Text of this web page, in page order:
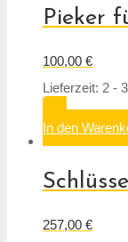
Pieker
100,00 €
Lieferzeit: 2 -
In den
257,00 €